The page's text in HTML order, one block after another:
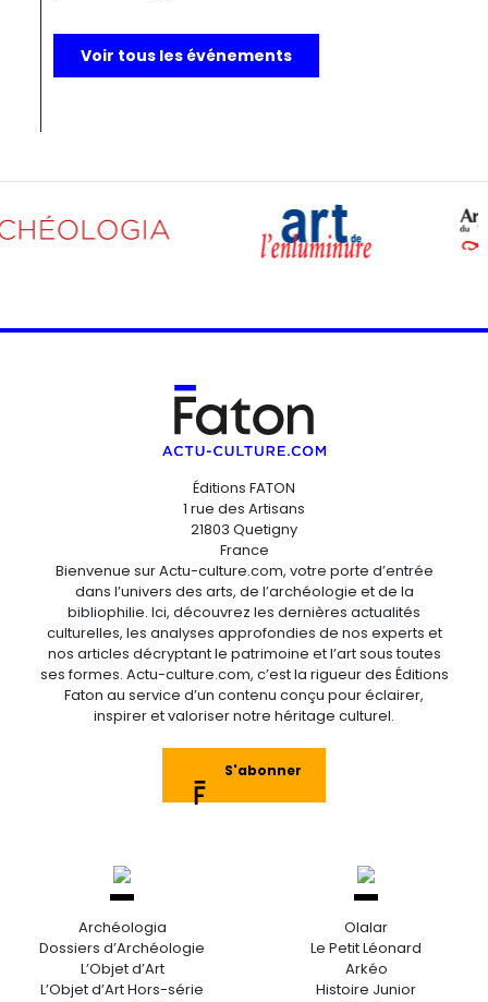
Voir tous les événements
Éditions FATON
1 rue des Artisans
21803 Quetigny
France
Bienvenue sur Actu-culture.com, votre porte d’entrée
dans l’univers des arts, de l’archéologie et de la
bibliophilie. Ici, découvrez les dernières actualités
culturelles, les analyses approfondies de nos experts et
nos articles décryptant le patrimoine et l’art sous toutes
ses formes. Actu-culture.com, c’est la rigueur des Éditions
Faton au service d’un contenu conçu pour éclairer,
inspirer et valoriser notre héritage culturel.
S'abonner
Archéologia
Dossiers d’Archéologie
L’Objet d’Art
L’Objet d’Art Hors-série
Olalar
Le Petit Léonard
Arkéo
Histoire Junior